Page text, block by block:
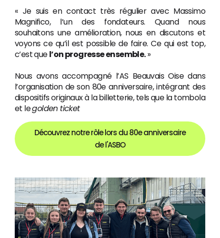
« Je suis en contact très régulier avec Massimo
Magnifico, l’un des fondateurs. Quand nous
souhaitons une amélioration, nous en discutons et
voyons ce qu’il est possible de faire. Ce qui est top,
c’est quel’on progresse ensemble.»
Nous avons accompagné l’AS Beauvais Oise dans
l’organisation de son 80e anniversaire, intégrant des
dispositifs originaux à la billetterie, tels que la tombola
et legolden ticket
Découvrez notre rôle lors du 80e anniversaire
de l'ASBO